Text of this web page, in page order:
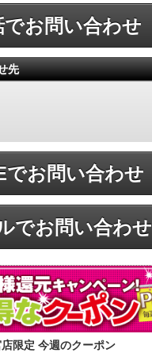
でお問い合わせ
先
でお問い合わせ
でお問い合わせ
限定 今週のクーポン